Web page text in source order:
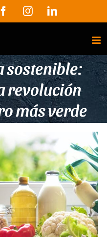
FacebookInstagramLinkedIn
sostenible:
revolución
más verde